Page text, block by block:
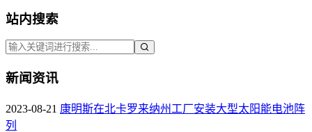
站内搜索
新闻资讯
2023-08-21 康明斯在北卡罗来纳州工厂安装大型太阳能电池阵
列